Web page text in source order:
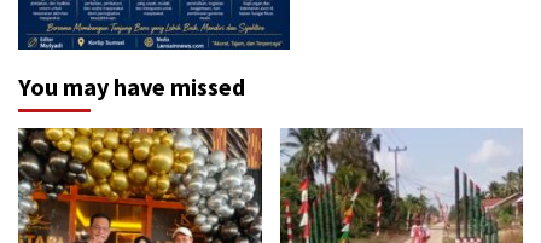
You may have missed